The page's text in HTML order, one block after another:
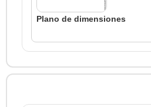
Plano de dimensiones